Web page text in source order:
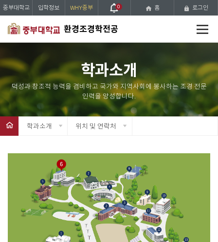
환경조경학전공
메
중부대학교 입학정보 WHY중부 0 홈 로그인
학과소개
학과소개 위치 및 연락처